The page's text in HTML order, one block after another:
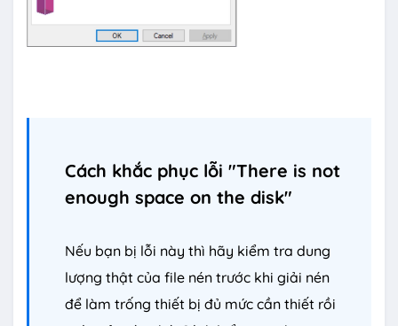
Cách khắc phục lỗi "There is not
enough space on the disk"
Nếu bạn bị lỗi này thì hãy kiểm tra dung
lượng thật của file nén trước khi giải nén
để làm trống thiết bị đủ mức cần thiết rồi